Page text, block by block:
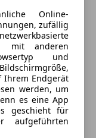
Online-
zufällig
mit anderen
und
Ihrem Endgerät
werden, um
es eine App
geschieht für